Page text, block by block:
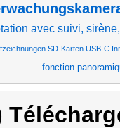
avec suivi,
SD-Karten USB-C
fonction